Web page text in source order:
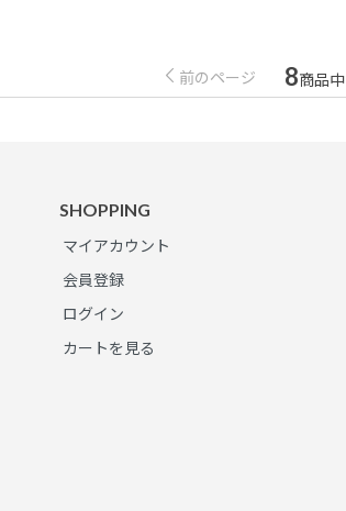
前のページ 8商品中
SHOPPING
マイアカウント
会員登録
ログイン
カートを見る